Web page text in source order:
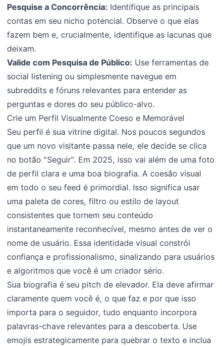
Pesquise a Concorrência: Identifique as principais
contas em seu nicho potencial. Observe o que elas
fazem bem e, crucialmente, identifique as lacunas que
deixam.
Valide com Pesquisa de Público: Use ferramentas de
social listening ou simplesmente navegue em
subreddits e fóruns relevantes para entender as
perguntas e dores do seu público-alvo.
Crie um Perfil Visualmente Coeso e Memorável
Seu perfil é sua vitrine digital. Nos poucos segundos
que um novo visitante passa nele, ele decide se clica
no botão "Seguir". Em 2025, isso vai além de uma foto
de perfil clara e uma boa biografia. A coesão visual
em todo o seu feed é primordial. Isso significa usar
uma paleta de cores, filtro ou estilo de layout
consistentes que tornem seu conteúdo
instantaneamente reconhecível, mesmo antes de ver o
nome de usuário. Essa identidade visual constrói
confiança e profissionalismo, sinalizando para usuários
e algoritmos que você é um criador sério.
Sua biografia é seu pitch de elevador. Ela deve afirmar
claramente quem você é, o que faz e por que isso
importa para o seguidor, tudo enquanto incorpora
palavras-chave relevantes para a descoberta. Use
emojis estrategicamente para quebrar o texto e inclua